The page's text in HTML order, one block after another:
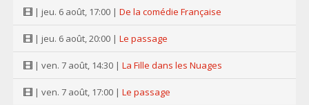
| jeu. 6 août, 17:00 | De la comédie Française
| jeu. 6 août, 20:00 | Le passage
| ven. 7 août, 14:30 | La Fille dans les Nuages
| ven. 7 août, 17:00 | Le passage